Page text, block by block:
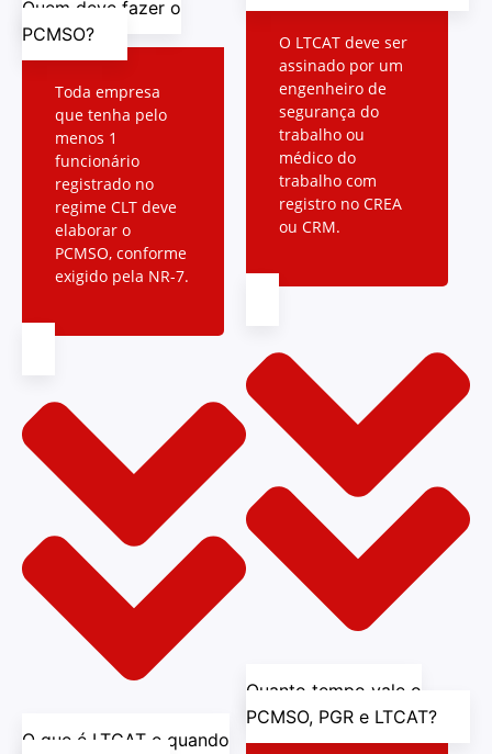
Quem deve fazer o
PCMSO?
Toda empresa
que tenha pelo
menos 1
funcionário
registrado no
regime CLT deve
elaborar o
PCMSO, conforme
exigido pela NR-7.
O que é LTCAT e quando
O LTCAT deve ser
assinado por um
engenheiro de
segurança do
trabalho ou
médico do
trabalho com
registro no CREA
ou CRM.
Quanto tempo vale o
PCMSO, PGR e LTCAT?